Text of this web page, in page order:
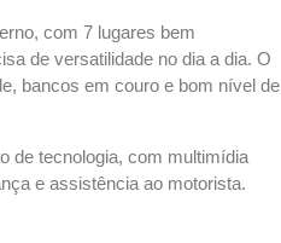
com 7 lugares bem
de versatilidade no dia a dia. O
bancos em couro e bom nível de
de tecnologia, com multimídia
e assistência ao motorista.